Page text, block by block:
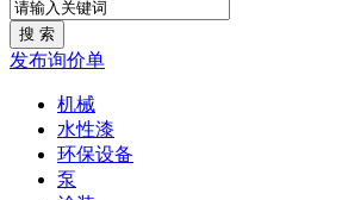
发布询价单
机械
水性漆
环保设备
泵